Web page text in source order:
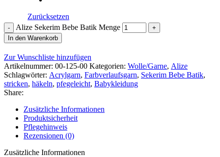
Zurücksetzen
Alize Sekerim Bebe Batik Menge
In den Warenkorb
Zur Wunschliste hinzufügen
Artikelnummer: 00-125-00 Kategorien: Wolle/Garne, Alize
Schlagwörter: Acrylgarn, Farbverlaufsgarn, Sekerim Bebe Batik,
stricken, häkeln, pfegeleicht, Babykleidung
Share:
Zusätzliche Informationen
Produktsicherheit
Pflegehinweis
Rezensionen (0)
Zusätzliche Informationen